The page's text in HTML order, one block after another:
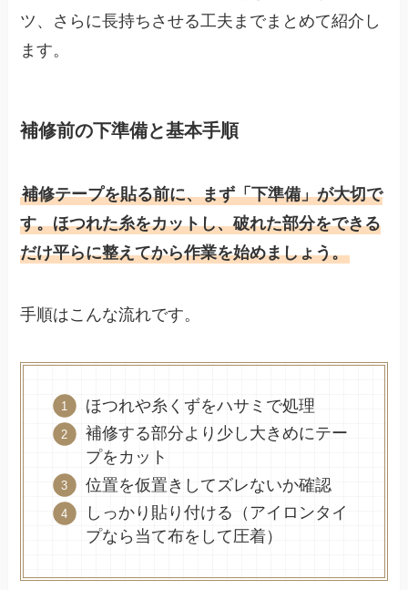
ツ、さらに長持ちさせる工夫までまとめて紹介し
ます。
補修前の下準備と基本手順
補修テープを貼る前に、まず「下準備」が大切で
す。ほつれた糸をカットし、破れた部分をできる
だけ平らに整えてから作業を始めましょう。
手順はこんな流れです。
ほつれや糸くずをハサミで処理
補修する部分より少し大きめにテー
プをカット
位置を仮置きしてズレないか確認
しっかり貼り付ける（アイロンタイ
プなら当て布をして圧着）